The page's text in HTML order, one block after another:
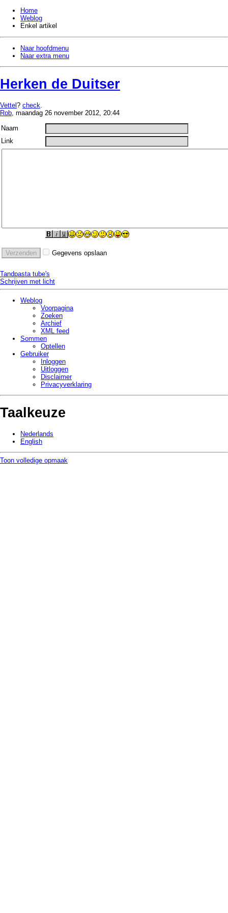
Home
Weblog
Enkel artikel
Naar hoofdmenu
Naar extra menu
Herken de Duitser
Vettel ? check.
Rob, maandag 26 november 2012, 20:44
Naam
Link
Gegevens opslaan
Tandpasta tube's
Schrijven met licht
Weblog
Voorpagina
Zoeken
Archief
XML feed
Sommen
Optellen
Gebruiker
Inloggen
Uitloggen
Disclaimer
Privacy­verklaring
Taalkeuze
Nederlands
English
Toon volledige opmaak